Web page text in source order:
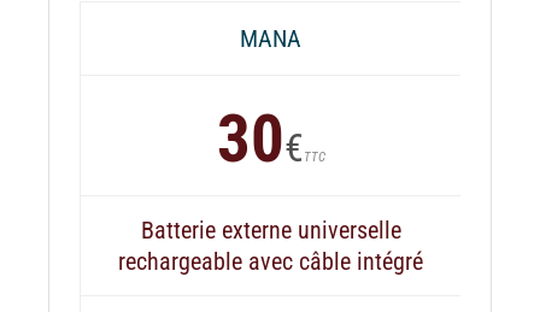
MANA
30€ TTC
Batterie externe universelle
rechargeable avec câble intégré